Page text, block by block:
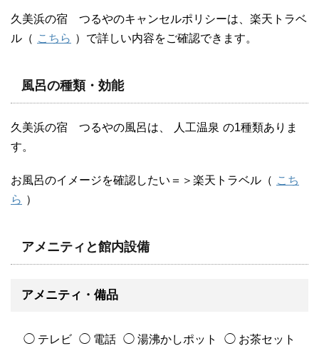
久美浜の宿 つるやのキャンセルポリシーは、楽天トラベ
ル（ こちら ）で詳しい内容をご確認できます。
風呂の種類・効能
久美浜の宿 つるやの風呂は、 人工温泉 の1種類ありま
す。
お風呂のイメージを確認したい＝＞楽天トラベル（ こち
ら ）
アメニティと館内設備
アメニティ・備品
◯ テレビ ◯ 電話 ◯ 湯沸かしポット ◯ お茶セット